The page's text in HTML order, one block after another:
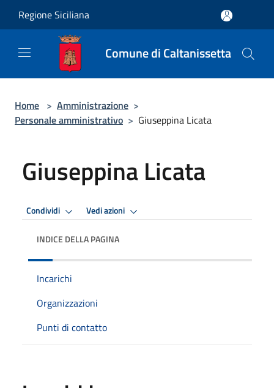
Regione Siciliana
Comune di Caltanissetta
Home > Amministrazione >
Personale amministrativo > Giuseppina Licata
Giuseppina Licata
Condividi Vedi azioni
INDICE DELLA PAGINA
Incarichi
Organizzazioni
Punti di contatto